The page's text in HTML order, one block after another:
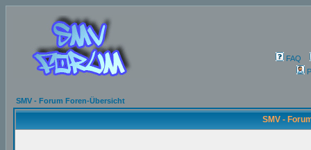
FAQ
SMV - Forum Foren-Übersicht
SMV -